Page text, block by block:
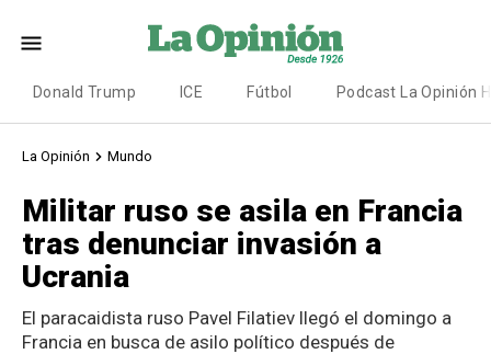
Donald Trump ICE Fútbol Podcast La Opinión
La Opinión Mundo
Militar ruso se asila en Francia
tras denunciar invasión a
Ucrania
El paracaidista ruso Pavel Filatiev llegó el domingo a
Francia en busca de asilo político después de